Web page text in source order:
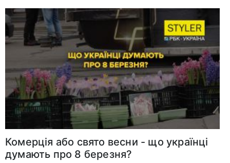
Комерція або свято веcни - що українці
думають про 8 березня?